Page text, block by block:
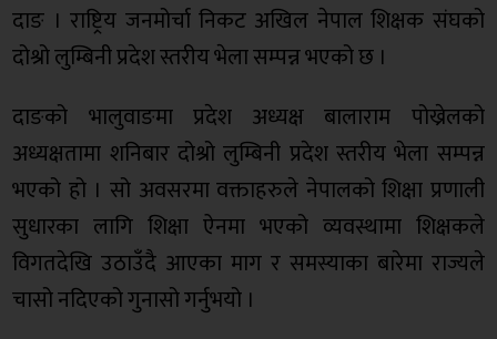
दाङ । राष्ट्रिय जनमोर्चा निकट अखिल नेपाल शिक्षक संघको
दोश्रो लुम्बिनी प्रदेश स्तरीय भेला सम्पन्न भएको छ ।
दाङको भालुवाङमा प्रदेश अध्यक्ष बालाराम पोख्रेलको
अध्यक्षतामा शनिबार दोश्रो लुम्बिनी प्रदेश स्तरीय भेला सम्पन्न
भएको हो । सो अवसरमा वक्ताहरुले नेपालको शिक्षा प्रणाली
सुधारका लागि शिक्षा ऐनमा भएको व्यवस्थामा शिक्षकले
विगतदेखि उठाउँदै आएका माग र समस्याका बारेमा राज्यले
चासो नदिएको गुनासो गर्नुभयो ।